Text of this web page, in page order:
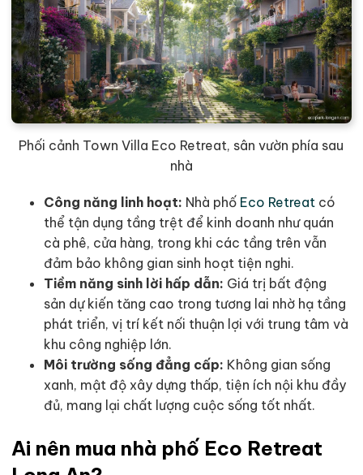
Phối cảnh Town Villa Eco Retreat, sân vườn phía sau
nhà
Công năng linh hoạt: Nhà phố Eco Retreat có
thể tận dụng tầng trệt để kinh doanh như quán
cà phê, cửa hàng, trong khi các tầng trên vẫn
đảm bảo không gian sinh hoạt tiện nghi.
Tiềm năng sinh lời hấp dẫn: Giá trị bất động
sản dự kiến tăng cao trong tương lai nhờ hạ tầng
phát triển, vị trí kết nối thuận lợi với trung tâm và
khu công nghiệp lớn.
Môi trường sống đẳng cấp: Không gian sống
xanh, mật độ xây dựng thấp, tiện ích nội khu đầy
đủ, mang lại chất lượng cuộc sống tốt nhất.
Ai nên mua nhà phố Eco Retreat